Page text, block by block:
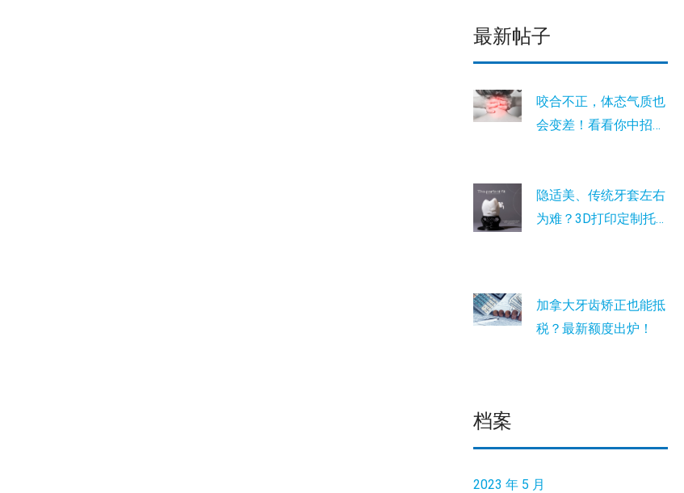
最新帖子
咬合不正，体态气质也
会变差！看看你中招
隐适美、传统牙套左右
为难？3D打印定制托
加拿大牙齿矫正也能抵
税？最新额度出炉！
档案
2023 年 5 月